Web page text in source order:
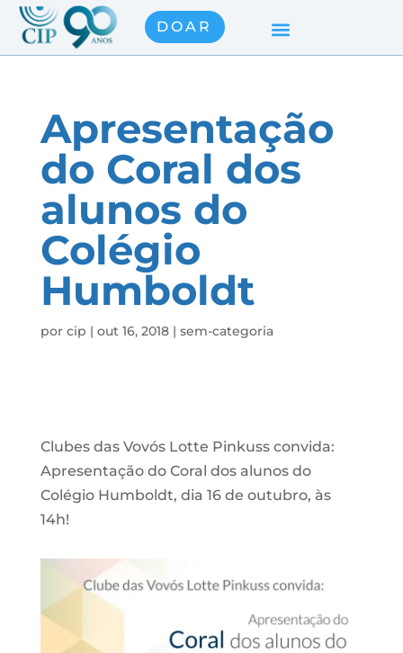
DOAR
Apresentação
do Coral dos
alunos do
Colégio
Humboldt
por cip | out 16, 2018| sem-categoria
Clubes das Vovós Lotte Pinkuss convida:
Apresentação do Coral dos alunos do
Colégio Humboldt, dia 16 de outubro, às
14h!